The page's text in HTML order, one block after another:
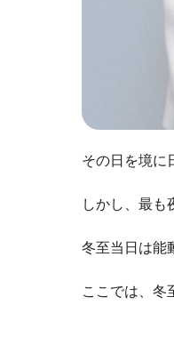
その日を境に
しかし、最も
冬至当日は能
ここでは、冬